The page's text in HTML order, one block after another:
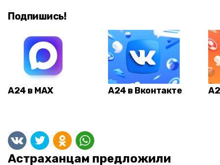
Подпишись!
А24 в MAX А24 в Вконтакте
Астраханцам предложили